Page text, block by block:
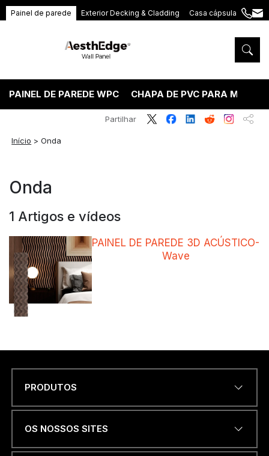
Painel de parede Exterior Decking & Cladding Casa cápsula
+86
5575
PAINEL DE PAREDE WPC CHAPA DE PVC PARA
Início >Onda
Partilhar
Onda
1 Artigos e vídeos
PAINEL DE PAREDE 3D ACÚSTICO-
Wave
*
PRODUTOS
OS NOSSOS SITES